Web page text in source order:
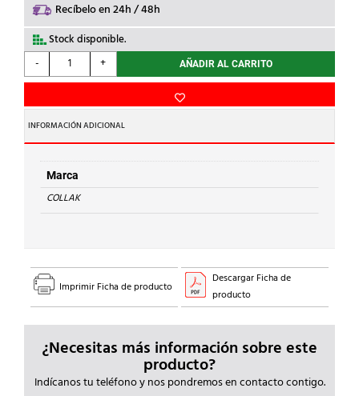
Recíbelo en 24h / 48h
Stock disponible.
-
COLLAK
-
TEFLON
50Mx19mmx0.1
CPTFE
cantidad
+ AÑADIR AL CARRITO
INFORMACIÓN ADICIONAL
Marca
COLLAK
Imprimir Ficha de producto
Descargar Ficha de
producto
¿Necesitas más información sobre este
producto?
Indícanos tu teléfono y nos pondremos en contacto contigo.